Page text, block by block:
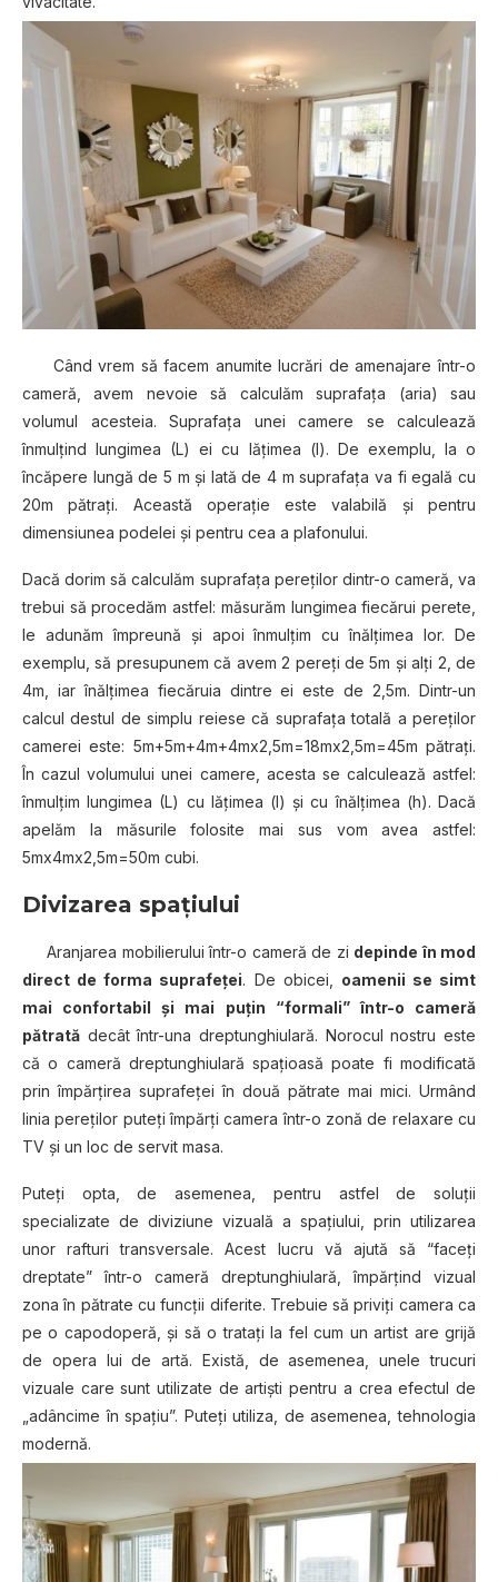
Când vrem să facem anumite lucrări de amenajare într-o
cameră, avem nevoie să calculăm suprafaţa (aria) sau
volumul acesteia. Suprafaţa unei camere se calculează
înmulţind lungimea (L) ei cu lăţimea (l). De exemplu, la o
încăpere lungă de 5 m şi lată de 4 m suprafaţa va fi egală cu
20m pătraţi. Această operaţie este valabilă şi pentru
dimensiunea podelei şi pentru cea a plafonului.
Dacă dorim să calculăm suprafaţa pereţilor dintr-o cameră, va
trebui să procedăm astfel: măsurăm lungimea fiecărui perete,
le adunăm împreună şi apoi înmulţim cu înălţimea lor. De
exemplu, să presupunem că avem 2 pereţi de 5m şi alţi 2, de
4m, iar înălţimea fiecăruia dintre ei este de 2,5m. Dintr-un
calcul destul de simplu reiese că suprafaţa totală a pereţilor
camerei este: 5m+5m+4m+4mx2,5m=18mx2,5m=45m pătraţi.
În cazul volumului unei camere, acesta se calculează astfel:
înmulţim lungimea (L) cu lăţimea (l) şi cu înălţimea (h). Dacă
apelăm la măsurile folosite mai sus vom avea astfel:
5mx4mx2,5m=50m cubi.
Divizarea spațiului
Aranjarea mobilierului într-o cameră de zi depinde în mod
direct de forma suprafeţei. De obicei, oamenii se simt
mai confortabil și mai puțin “formali” într-o cameră
pătrată decât într-una dreptunghiulară. Norocul nostru este
că o cameră dreptunghiulară spaţioasă poate fi modificată
prin împărțirea suprafeţei în două pătrate mai mici. Urmând
linia pereţilor puteţi împărţi camera într-o zonă de relaxare cu
TV și un loc de servit masa.
Puteți opta, de asemenea, pentru astfel de soluții
specializate de diviziune vizuală a spațiului, prin utilizarea
unor rafturi transversale. Acest lucru vă ajută să “faceţi
dreptate” într-o cameră dreptunghiulară, împărțind vizual
zona în pătrate cu funcții diferite. Trebuie să priviţi camera ca
pe o capodoperă, şi să o trataţi la fel cum un artist are grijă
de opera lui de artă. Există, de asemenea, unele trucuri
vizuale care sunt utilizate de artiști pentru a crea efectul de
„adâncime în spațiu”. Puteți utiliza, de asemenea, tehnologia
modernă.